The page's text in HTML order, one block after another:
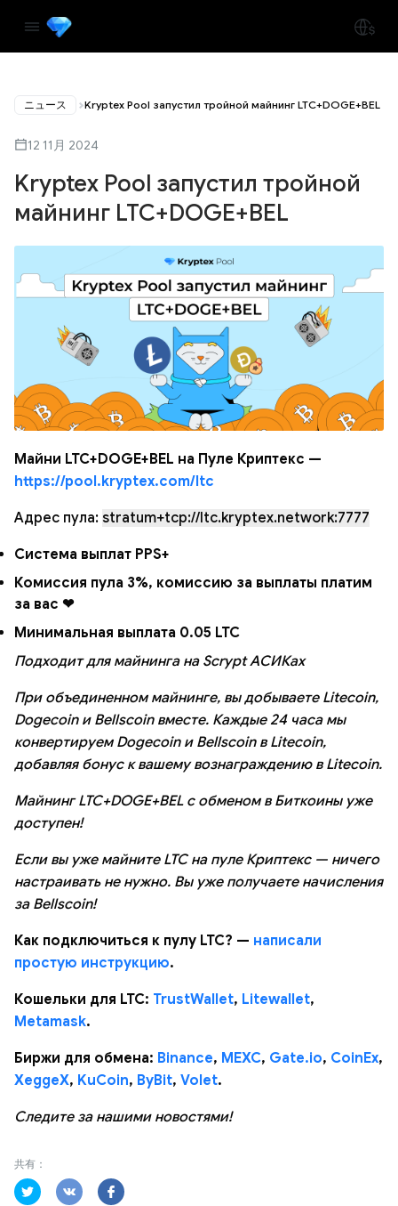
ニュース Kryptex Pool запустил тройной майнинг LTC+DOGE+BEL
12 11月 2024
Kryptex Pool запустил тройной
майнинг LTC+DOGE+BEL
Майни LTC+DOGE+BEL на Пуле Криптекс —
https://pool.kryptex.com/ltc
Адрес пула: stratum+tcp://ltc.kryptex.network:7777
Система выплат PPS+
Комиссия пула 3%, комиссию за выплаты платим
за вас ❤
Минимальная выплата 0.05 LTC
Подходит для майнинга на Scrypt АСИКах
При объединенном майнинге, вы добываете Litecoin,
Dogecoin и Bellscoin вместе. Каждые 24 часа мы
конвертируем Dogecoin и Bellscoin в Litecoin,
добавляя бонус к вашему вознаграждению в Litecoin.
Майнинг LTC+DOGE+BEL с обменом в Биткоины уже
доступен!
Если вы уже майните LTC на пуле Криптекс — ничего
настраивать не нужно. Вы уже получаете начисления
за Bellscoin!
Как подключиться к пулу LTC? — написали
простую инструкцию.
Кошельки для LTC: TrustWallet, Litewallet,
Metamask.
Биржи для обмена: Binance, MEXC, Gate.io, CoinEx,
XeggeX, KuCoin, ByBit, Volet.
Следите за нашими новостями!
共有：